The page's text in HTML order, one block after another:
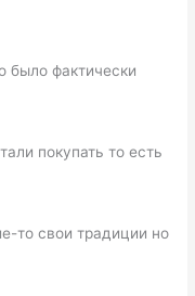
было фактически
покупать то есть
то свои традиции но